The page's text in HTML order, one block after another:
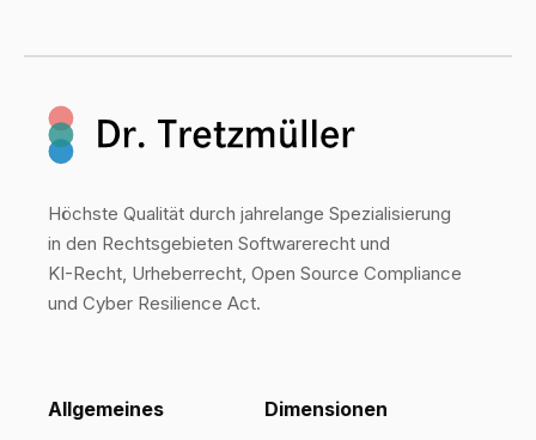
Höchste Qualität durch jahrelange Spezialisierung
in den Rechtsgebieten Softwarerecht und
KI-Recht, Urheberrecht, Open Source Compliance
und Cyber Resilience Act.
Allgemeines Dimensionen